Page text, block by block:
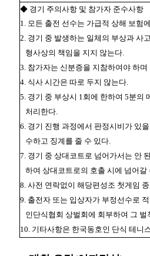
◆ 경기 주의사항 및 참가자 준수사항
1. 모든 출전 선수는 가급적 상해 보험
2. 경기 중 발생하는 일체의 부상과 사
형사상의 책임을 지지 않는다.
3. 참가자는 신분증을 지참하여야 하
4. 식사 시간은 따로 두지 않는다.
5. 경기 중 부상시 1회에 한하여 5분의
처리한다.
6. 경기 진행 과정에서 판정시비가 있
수하고 징계를 줄 수 있다.
7. 경기 중 상대코트로 넘어가서는 안
하여 상대코트로의 호출 시에 넘어갈
8. 사전 연락없이 해당편성조 첫게임
9. 출전자 또는 입상자가 부정선수로
인단식협회 상벌회에 회부하여 그 벌
10. 기타사항은 한국동호인 단식 테니